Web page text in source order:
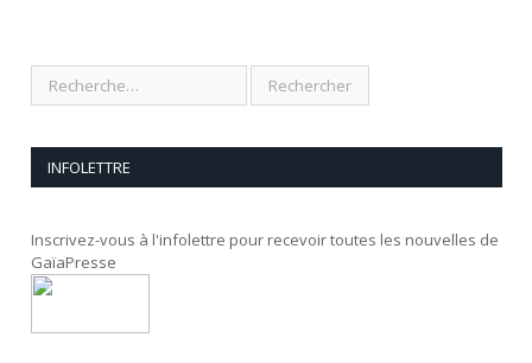
INFOLETTRE
Inscrivez-vous à l'infolettre pour recevoir toutes les nouvelles de
GaïaPresse